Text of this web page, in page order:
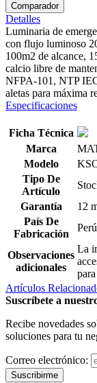
Comparador
Detalles
Luminaria de
con flujo luminoso
100m2 de alcance,
calcio libre de
NFPA-101, NTP
aletas para máxima
Especificaciones
Ficha Técnica
Marca
Modelo
Tipo De
Artículo
Garantía
12
País De
Fabricación
Perú
Observaciones
adicionales
La
Artículos
Suscríbete a
Recibe novedades
soluciones para tu
Correo electrónico:
Suscribirme